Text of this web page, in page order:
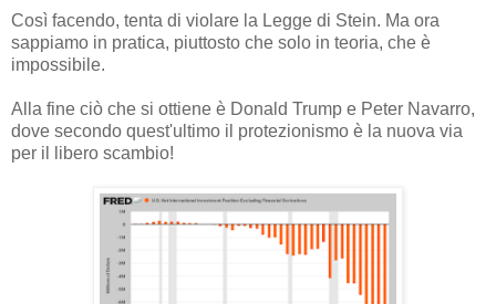
Così facendo, tenta di violare la Legge di Stein. Ma ora
sappiamo in pratica, piuttosto che solo in teoria, che è
impossibile.
Alla fine ciò che si ottiene è Donald Trump e Peter Navarro,
dove secondo quest'ultimo il protezionismo è la nuova via
per il libero scambio!